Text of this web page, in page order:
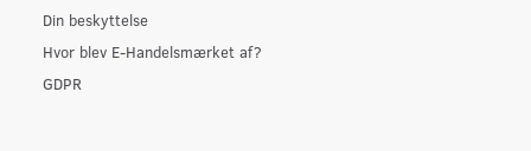
Din beskyttelse
Hvor blev E-Handelsmærket af?
GDPR